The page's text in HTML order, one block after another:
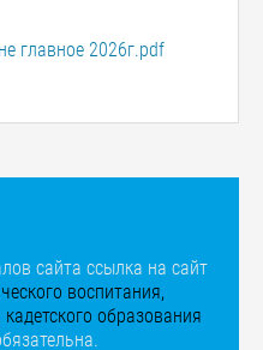
главное 2026г.pdf
сайта ссылка на сайт
воспитания,
образования